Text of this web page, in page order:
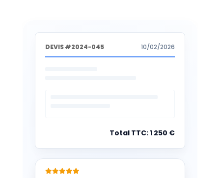
DEVIS #2024-045 10/02/2026
Total TTC: 1 250 €